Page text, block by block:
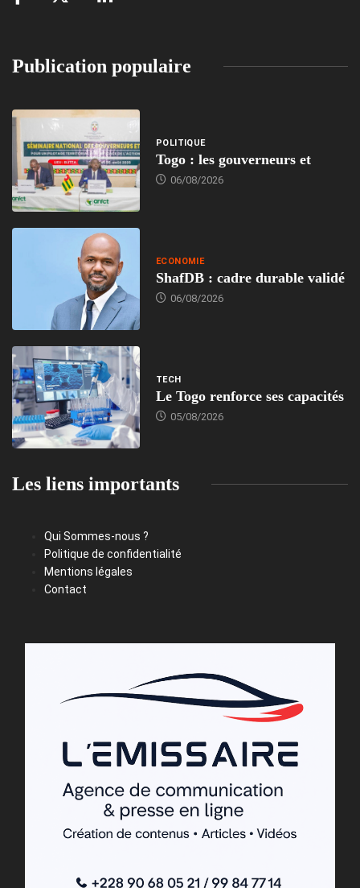
Publication populaire
POLITIQUE
Togo : les gouverneurs et
06/08/2026
ECONOMIE
ShafDB : cadre durable validé
06/08/2026
TECH
Le Togo renforce ses capacités
05/08/2026
Les liens importants
Qui Sommes-nous ?
Politique de confidentialité
Mentions légales
Contact